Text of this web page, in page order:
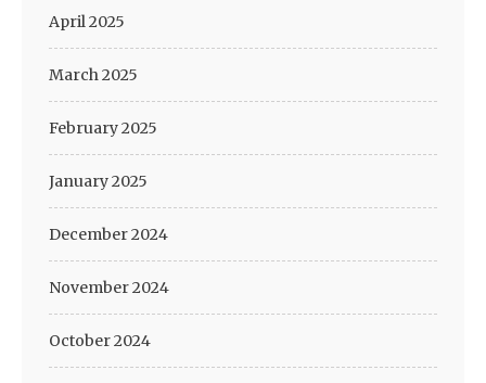
April 2025
March 2025
February 2025
January 2025
December 2024
November 2024
October 2024